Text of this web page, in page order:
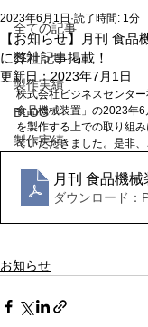
全ての記事
お知らせ
製作実績
BLOG
製作実績
【お知らせ】月刊 食
に弊社記事掲載！
2023年6月1日 読了時間: 1分
更新日：2023年7月1日
株式会社ビジネスセンタ
食品機械装置」の2023年
を製作する上での取り組
ていただきました。是非、
月刊 食品機
ダウンロード：
お知らせ